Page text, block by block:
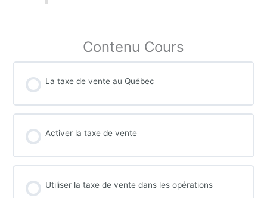
Contenu Cours
La taxe de vente au Québec
Activer la taxe de vente
Utiliser la taxe de vente dans les opérations